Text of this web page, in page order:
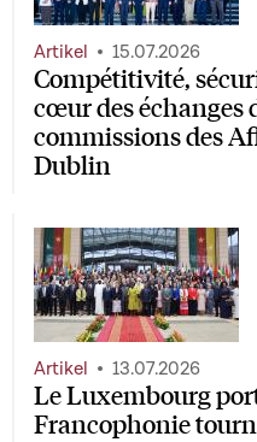
Compétitivité,
cœur des échanges
commissions des
Dublin
Artikel 15.07.2026
Le Luxembourg
Francophonie
Artikel 13.07.2026